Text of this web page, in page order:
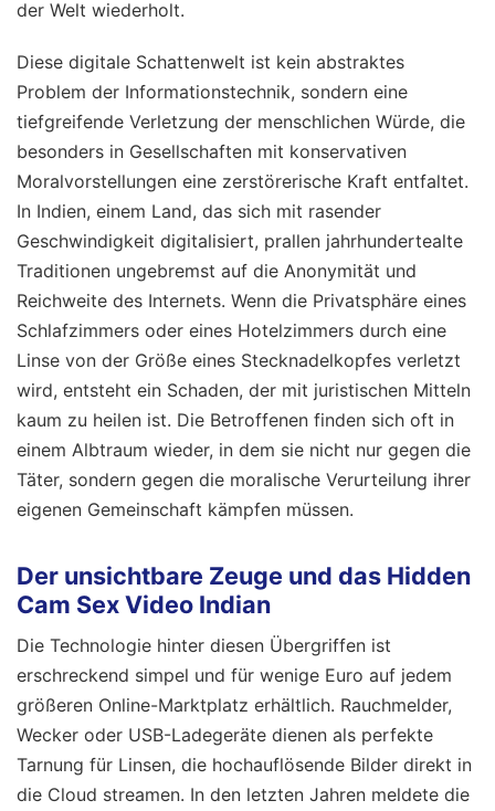
der Welt wiederholt.
Diese digitale Schattenwelt ist kein abstraktes
Problem der Informationstechnik, sondern eine
tiefgreifende Verletzung der menschlichen Würde, die
besonders in Gesellschaften mit konservativen
Moralvorstellungen eine zerstörerische Kraft entfaltet.
In Indien, einem Land, das sich mit rasender
Geschwindigkeit digitalisiert, prallen jahrhundertealte
Traditionen ungebremst auf die Anonymität und
Reichweite des Internets. Wenn die Privatsphäre eines
Schlafzimmers oder eines Hotelzimmers durch eine
Linse von der Größe eines Stecknadelkopfes verletzt
wird, entsteht ein Schaden, der mit juristischen Mitteln
kaum zu heilen ist. Die Betroffenen finden sich oft in
einem Albtraum wieder, in dem sie nicht nur gegen die
Täter, sondern gegen die moralische Verurteilung ihrer
eigenen Gemeinschaft kämpfen müssen.
Der unsichtbare Zeuge und das Hidden
Cam Sex Video Indian
Die Technologie hinter diesen Übergriffen ist
erschreckend simpel und für wenige Euro auf jedem
größeren Online-Marktplatz erhältlich. Rauchmelder,
Wecker oder USB-Ladegeräte dienen als perfekte
Tarnung für Linsen, die hochauflösende Bilder direkt in
die Cloud streamen. In den letzten Jahren meldete die